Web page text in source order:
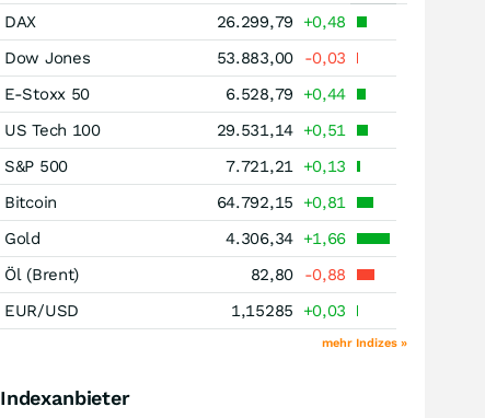
DAX 26.299,79
+0,48
Dow Jones
53.883,00
-0,03
E-Stoxx 50
6.528,79
+0,44
US Tech 100
29.531,14 +0,51
S&P 500
7.721,21 +0,13
Bitcoin
64.792,15
+0,81
Gold
4.306,34 +1,66
Öl (Brent)
82,80
-0,88
EUR/USD
1,15285 +0,03
mehr Indizes »
Indexanbieter